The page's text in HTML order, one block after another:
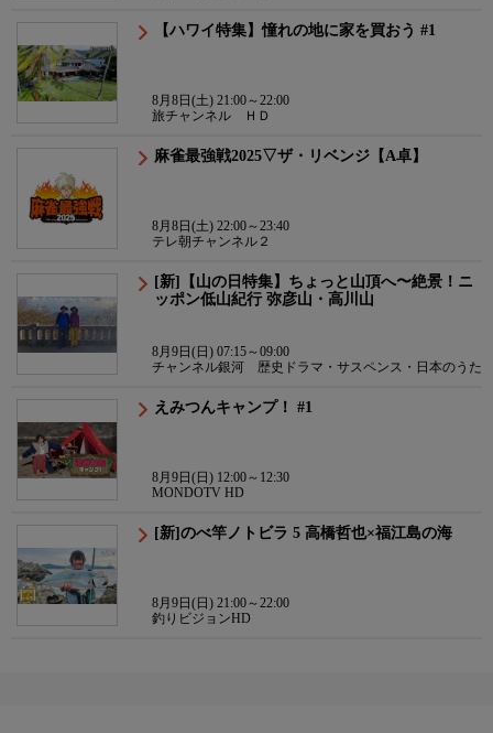
【ハワイ特集】憧れの地に家を買おう #1
8月8日(土) 21:00～22:00
旅チャンネル ＨＤ
麻雀最強戦2025▽ザ・リベンジ【A卓】
8月8日(土) 22:00～23:40
テレ朝チャンネル２
[新]【山の日特集】ちょっと山頂へ〜絶景！ニ
ッポン低山紀行 弥彦山・高川山
8月9日(日) 07:15～09:00
チャンネル銀河 歴史ドラマ・サスペンス・日本のうた
えみつんキャンプ！ #1
8月9日(日) 12:00～12:30
MONDOTV HD
[新]のべ竿ノトビラ 5 高橋哲也×福江島の海
8月9日(日) 21:00～22:00
釣りビジョンHD